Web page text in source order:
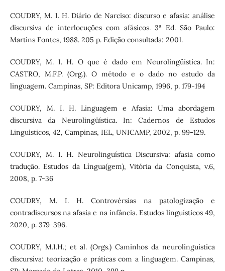
COUDRY, M. I. H. Diário de Narciso: discurso e afasia: análise
discursiva de interlocuções com afásicos. 3ª Ed. São Paulo:
Martins Fontes, 1988. 205 p. Edição consultada: 2001.
COUDRY, M. I. H. O que é dado em Neurolingüística. In:
CASTRO, M.F.P. (Org.). O método e o dado no estudo da
linguagem. Campinas, SP: Editora Unicamp, 1996, p. 179-194
COUDRY, M. I. H. Linguagem e Afasia: Uma abordagem
discursiva da Neurolingüística. In: Cadernos de Estudos
Linguísticos, 42, Campinas, IEL, UNICAMP, 2002, p. 99-129.
COUDRY, M. I. H. Neurolinguística Discursiva: afasia como
tradução. Estudos da Língua(gem), Vitória da Conquista, v.6,
2008, p. 7-36
COUDRY, M. I. H. Controvérsias na patologização e
contradiscursos na afasia e na infância. Estudos linguísticos 49,
2020, p. 379-396.
COUDRY, M.I.H.; et al. (Orgs.) Caminhos da neurolinguística
discursiva: teorização e práticas com a linguagem. Campinas,